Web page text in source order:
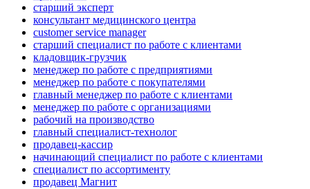
старший эксперт
консультант медицинского центра
customer service manager
старший специалист по работе с клиентами
кладовщик-грузчик
менеджер по работе с предприятиями
менеджер по работе с покупателями
главный менеджер по работе с клиентами
менеджер по работе с организациями
рабочий на производство
главный специалист-технолог
продавец-кассир
начинающий специалист по работе с клиентами
специалист по ассортименту
продавец Магнит